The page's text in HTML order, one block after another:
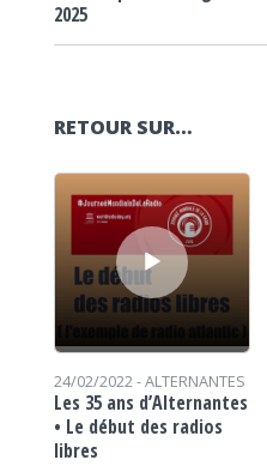
2025
RETOUR SUR…
Lecteur audio
24/02/2022 -ALTERNANTES
Les 35 ans d’Alternantes
• Le début des radios
libres